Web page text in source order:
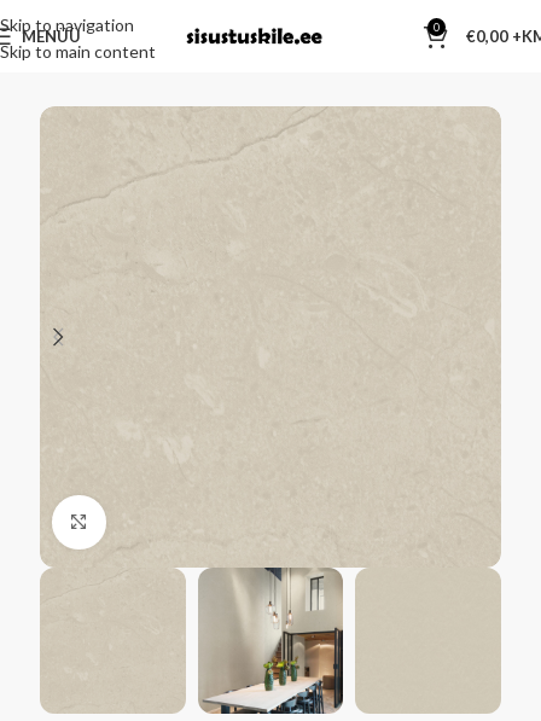
Skip to navigation
Skip to main content
MENÜÜ 0 €0,00
Kliki suurendamiseks